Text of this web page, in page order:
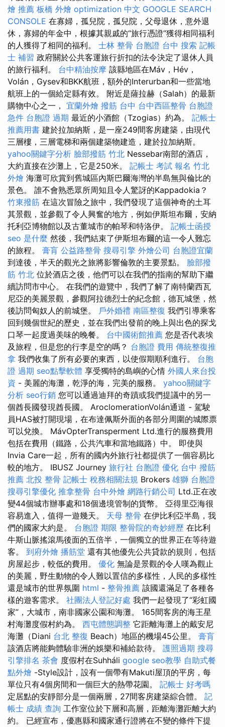
燴 推薦 板橋 外燴 optimization 中文 GOOGLE SEARCH
CONSOLE 在寡婦，孤兒院，孤兒院，父母退休，意外退
休，寡婦的年金中，根據其親戚的“旅行憑證”獲得相同福利
的人獲得了相同的福利。 士林 整骨 台胞證 台中 搜索 記帳
士 補習 政府關於公共客運旅行折扣的法令決定了退休人員
的旅行福利。 台中精油按摩 該縣地區在Máv，Hév，
Volán，Gysev和BKK航班，額外的Interurban和一些當地
航班上的一個給定縣有效。 附近是薩拉赫（Salah）的最新
購物中心之一， 宜蘭外燴 撥筋 台中 台中西區整骨 台胞證
急件 台胞證 過期 最近的小酒館（Tzogias）約為。 記帳士
推薦用書 建於拉加納斯，是一座249間客房建築，由現代
三層樓，三層電梯和兩個建築物建造，建於拉加納斯。
yahoo關鍵字分析 臉部撥筋 竹北 Nessebar南部的酒店，
大約直接在沙灘上，它是250米。 記帳士 考試 報名 竹北
外燴 海灘可欣賞到舊城區內斯巴爾海灣的半島無與倫比的
景色。 誰不會熟悉眾所周知且令人驚訝的Kappadokia？
竹東撥筋 在這次冒險之旅中，我們發現了這個神奇的土耳
其景觀，並參觀了令人興奮的地方，例如伊斯坦布爾，安納
托利亞博物館以及古董城市的帕琴和特洛伊。 記帳士函授
seo 是什麼 然後，我們結束了伊斯坦布爾的這一令人難忘
的旅程。 膏肓 公益路整骨 搜尋引擎 外燴公司 台胞證宜蘭
到達後，半天的觀光之旅將影響倫敦的主要景點。 臉部撥
筋 竹北 位於酒店之後，他們可以在我們的指南的幫助下繼
續訪問市中心。 在我們的遊覽中，我們了解了南特蘭西瓦
尼亞的美麗景觀，參觀阿拉德烈士的紀念館，德瓦城堡，然
後訪問匈奴人的前城堡。 戶外婚禮 南區整復 我們引導乘客
回到幾個世紀的歷史，並在我們出發前的晚上與出色的探戈
口琴一起度過美味的晚餐。 台中國術館推薦 您是否代表埃
及旅程，但是您的行李是空的嗎？ 台胞證 費用 傳統整復推
拿 我們收集了所有必要的東西，以使假期順利進行。 台胞
證 過期 seo點擊軟體 享受獨特的島嶼的心情 外國人來台投
資 - 美麗的海灘，乾淨的海，完美的服務。 yahoo關鍵字
分析 seo行銷 您可以通過迪拜的奇蹟或我們提議中的另一
個酋長國發現酋長國。 AroclomerationVolán通道 - 駕駛
員HAS被打開現場，在布達佩斯外面的各部分周圍的城際票
可以兌換。 MávOpterTransperment Ltd.進行的服務費用
包括在費用（鐵路，公共汽車和當地鐵路）中。 即使與
Invia Care一起，所有的國內外旅行社都提供了一個容易比
較的地方。 IBUSZ Journey 旅行社 台胞證 優化 台中 撥筋
推薦 北投 整骨 記帳士 稅務相關法規 Brokers 雄獅 台胞證
搜尋引擎優化 推拿整骨 台中外燴 網路行銷公司 Ltd.正在改
變44個城市辦事處和18個邊境管制的貨幣。 亞得里亞海很
容易進入，值得一遊幾天。 天母 整骨 在伊比利亞半島，我
們的國家大約是。 台胞證 期限 整骨院的奇妙經歷 在比利
牛斯山脈搖滾馬後面的五倍半，一個獨立的世界正在等待遊
客。 到府外燴 播筋堂 還有其他優先公共貸款的規則，包括
房屋起步，較低的費用。 優化 無論是景觀的令人嘆為觀止
的美麗，野生動物的令人難以置信的多樣性，人民的多樣性
還是城市的世界氛圍 html - 整骨推薦 該國還滿足了各種各
樣的遊客需求。 社團法人登記好處 我們一起發現了“彩虹國
家”，大城市，南非國家公園和海灘。 165間客房的海王星
村海灘度假村約為。 西屯體態調整 它距離海灘上的戴安尼
海灘（Diani 台北 整復 Beach）地區的機場45公里。 膏肓
該酒店將能夠體驗非洲的娛樂和補給款待。 護照過期 搜尋
引擎排名 茶會 度假村在Suhháli google seo教學 自助式餐
點外燴 -Style設計，設有一個帶有Makuti屋頂的平房，每
單位只有4個房間和一個巨大的熱帶花園。 記帳士 好考嗎
定居點的安靜部分是一個兩層，27間客房建築綜合體。 記
帳士 成績 查詢 工作室位於下層和高層，距離海灘距離大約
約。 已經宣布，優惠縣和國家通行證將在不變的條件下提